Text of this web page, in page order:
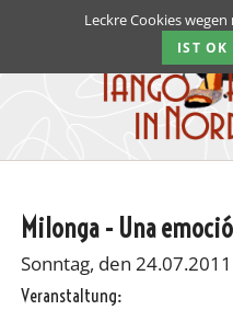
Milonga - Una
Sonntag, den 24.07.2011
Veranstaltung:
Leckre Cookies wegen
IST OK